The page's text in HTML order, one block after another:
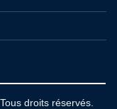
droits réservés.